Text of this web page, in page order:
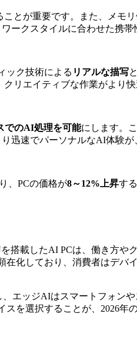
ことが重要です。また、メモ
ークスタイルに合わせた携帯
ック技術による リアルな描写
リエイティブな作業がより快
でのAI処理を可能にします。
迅速でパーソナルなAI体験が
、PCの価格が8～12%上昇す
搭載したAI PCは、働き方
在化しており、消費者はデバ
、エッジAIはスマートフォン
を選択することが、2026